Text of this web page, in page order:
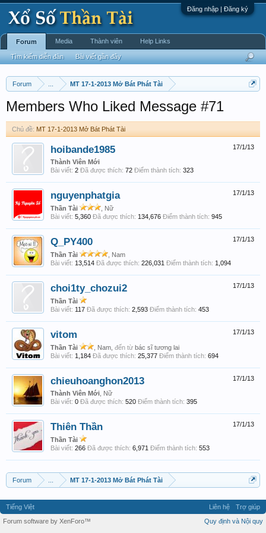
Đăng nhập | Đăng ký
Forum MT 17-1-2013 Mở Bát Phát Tài
Members Who Liked Message #71
Chủ đề: MT 17-1-2013 Mở Bát Phát Tài
17/1/13
hoibande1985
Thành Viên Mới
Bài viết: 2 Đã được thích: 72 Điểm thành tích: 323
17/1/13
nguyenphatgia
Thần Tài
, Nữ
Bài viết: 5,360 Đã được thích: 134,676 Điểm thành tích: 945
17/1/13
Q_PY400
Thần Tài
, Nam
Bài viết: 13,514 Đã được thích: 226,031 Điểm thành tích: 1,094
17/1/13
choi1ty_chozui2
Thần Tài
Bài viết: 117 Đã được thích: 2,593 Điểm thành tích: 453
17/1/13
vitom
Thần Tài , Nam, đến từ bác sĩ tương lai
Bài viết: 1,184 Đã được thích: 25,377 Điểm thành tích: 694
17/1/13
chieuhoanghon2013
Thành Viên Mới , Nữ
Bài viết: 0 Đã được thích: 520 Điểm thành tích: 395
17/1/13
Thiên Thần
Thần Tài
Bài viết: 266 Đã được thích: 6,971 Điểm thành tích: 553
Forum MT 17-1-2013 Mở Bát Phát Tài
Forum
Tìm kiếm diễn đàn Bài viết gần đây
Media Thành viên Help Links
Tiếng Việt Liên hệ
Trợ giúp
Quy định và Nội quy
Forum software by XenForo™